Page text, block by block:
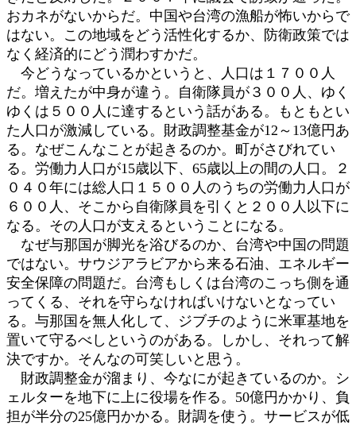
おカネがないからだ。中国や台湾の漁船が怖いからで
はない。この地域をどう活性化するか、防衛政策では
なく経済的にどう潤わすかだ。
今どうなっているかというと、人口は１７００人
だ。増えたが中身が違う。自衛隊員が３００人、ゆく
ゆくは５００人に達するという話がある。もともとい
た人口が激減している。財政調整基金が12～13億円あ
る。なぜこんなことが起きるのか。町がさびれてい
る。労働力人口が15歳以下、65歳以上の間の人口。２
０４０年には総人口１５００人のうちの労働力人口が
６００人、そこから自衛隊員を引くと２００人以下に
なる。その人口が支えるということになる。
なぜ与那国が脚光を浴びるのか、台湾や中国の問題
ではない。サウジアラビアから来る石油、エネルギー
安全保障の問題だ。台湾もしくは台湾のこっち側を通
ってくる、それを守らなければいけないとなってい
る。与那国を無人化して、ジブチのように米軍基地を
置いて守るべしというのがある。しかし、それって解
決ですか。そんなの可笑しいと思う。
財政調整金が溜まり、今なにが起きているのか。シ
ェルターを地下に上に役場を作る。50億円かかり、負
担が半分の25億円かかる。財調を使う。サービスが低